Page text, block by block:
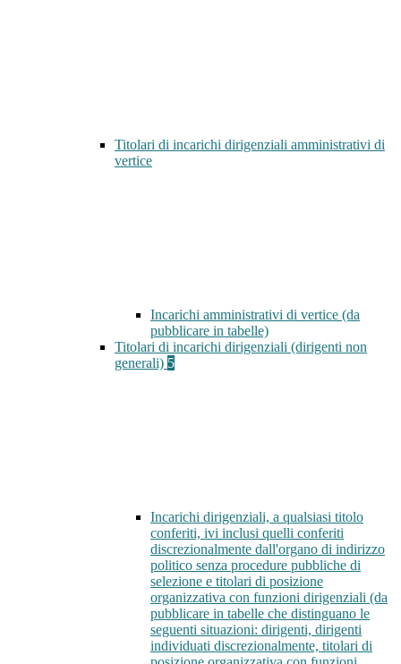
Titolari di incarichi dirigenziali amministrativi di
vertice
Incarichi amministrativi di vertice (da
pubblicare in tabelle)
Titolari di incarichi dirigenziali (dirigenti non
generali) 5
Incarichi dirigenziali, a qualsiasi titolo
conferiti, ivi inclusi quelli conferiti
discrezionalmente dall'organo di indirizzo
politico senza procedure pubbliche di
selezione e titolari di posizione
organizzativa con funzioni dirigenziali (da
pubblicare in tabelle che distinguano le
seguenti situazioni: dirigenti, dirigenti
individuati discrezionalmente, titolari di